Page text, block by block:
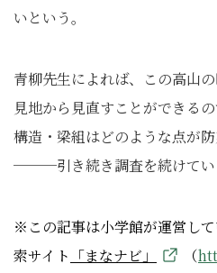
いという。
青柳先生によれば、この高山
見地から見直すことができる
構造・梁組はどのような点が
───引き続き調査を続けてい
※この記事は小学館が運営し
索サイト 「まなナビ」 （